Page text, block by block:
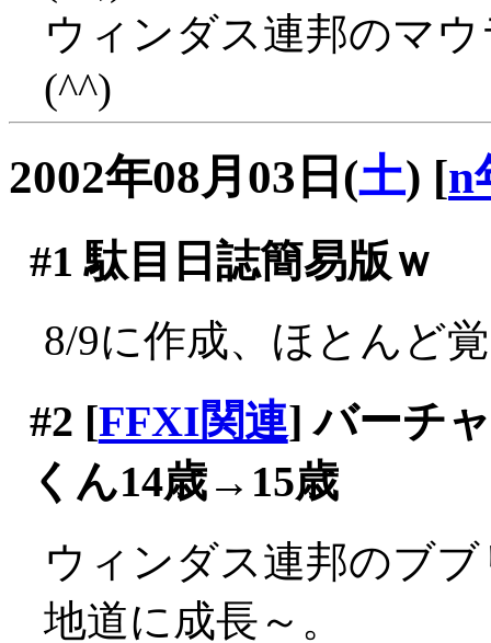
ウィンダス連邦のマ
(^^)
2002年08月03日(土) [n
#1 駄目日誌簡易版ｗ
8/9に作成、ほとんど
#2 [FFXI関連] バーチ
くん14歳→15歳
ウィンダス連邦のブ
地道に成長～。